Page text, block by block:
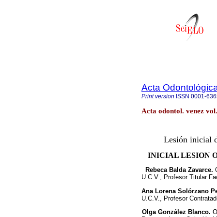
Acta
Print version ISSN 0001-
Acta odontol. venez
Lesión inicial
INICIAL LESION
Rebeca Balda Zavarce.
U.C.V., Profesor Titular
Ana Lorena Solórzano
U.C.V., Profesor
Olga González Blanco.